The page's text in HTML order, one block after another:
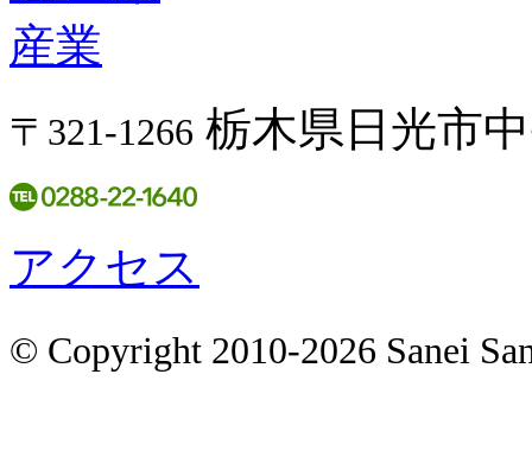
〒321-1266 栃木県日光市
アクセス
© Copyright 2010-2026 Sanei